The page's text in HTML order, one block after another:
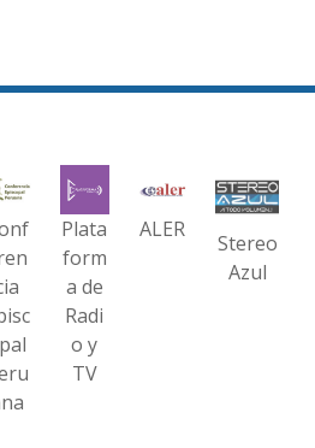
Plata
form
a de
Radi
o y
TV
ALER
Stereo
Azul